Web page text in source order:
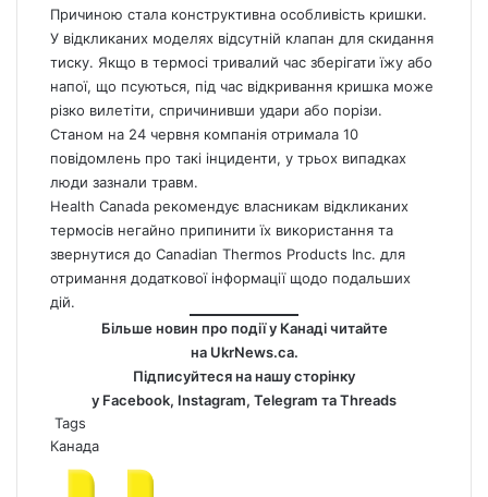
Причиною стала конструктивна особливість кришки.
У відкликаних моделях відсутній клапан для скидання
тиску. Якщо в термосі тривалий час зберігати їжу або
напої, що псуються, під час відкривання кришка може
різко вилетіти, спричинивши удари або порізи.
Станом на 24 червня компанія отримала 10
повідомлень про такі інциденти, у трьох випадках
люди зазнали травм.
Health Canada рекомендує власникам відкликаних
термосів негайно припинити їх використання та
звернутися до Canadian Thermos Products Inc. для
отримання додаткової інформації щодо подальших
дій.
Більше новин про події у Канаді читайте
на UkrNews.ca.
Підписуйтеся на нашу сторінку
у Facebook, Instagram, Telegram таThreads
Tags
Канада